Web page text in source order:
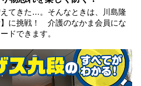
てきた…。そんなときは、川島隆
に挑戦！ 介護のなかま会員にな
ドできます。